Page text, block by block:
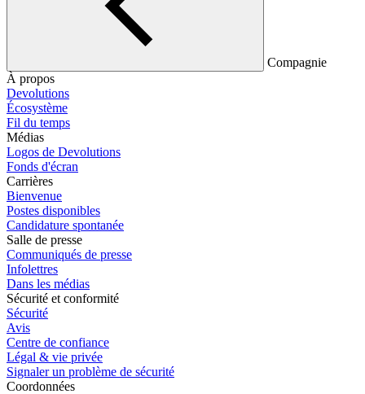
Compagnie
À propos
Devolutions
Écosystème
Fil du temps
Médias
Logos de Devolutions
Fonds d'écran
Carrières
Bienvenue
Postes disponibles
Candidature spontanée
Salle de presse
Communiqués de presse
Infolettres
Dans les médias
Sécurité et conformité
Sécurité
Avis
Centre de confiance
Légal & vie privée
Signaler un problème de sécurité
Coordonnées